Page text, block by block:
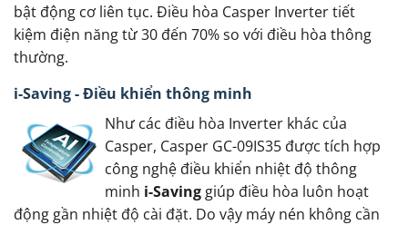
bật động cơ liên tục. Điều hòa Casper Inverter tiết
kiệm điện năng từ 30 đến 70% so với điều hòa thông
thường.
i-Saving - Điều khiển thông minh
Như các điều hòa Inverter khác của
Casper, Casper GC-09IS35 được tích hợp
công nghệ điều khiển nhiệt độ thông
minh i-Saving giúp điều hòa luôn hoạt
động gần nhiệt độ cài đặt. Do vậy máy nén không cần